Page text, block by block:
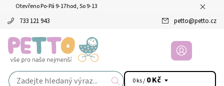
Otevřeno Po-Pá 9-17hod, So 9-13
733 121 943 petto@petto.cz
0 ks / 0 Kč